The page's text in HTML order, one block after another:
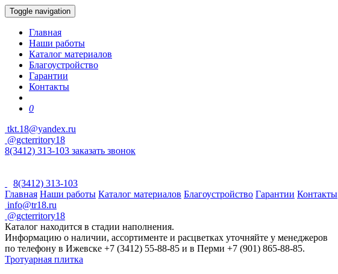
Toggle navigation
Главная
Наши работы
Каталог материалов
Благоустройство
Гарантии
Контакты
0
tkt.18@yandex.ru
@gcterritory18
8(3412) 313-103 заказать звонок
8(3412) 313-103
Главная Наши работы Каталог материалов Благоустройство Гарантии Контакты
info@tr18.ru
@gcterritory18
Каталог находится в стадии наполнения.
Информацию о наличии, ассортименте и расцветках уточняйте у менеджеров
по телефону в Ижевске +7 (3412) 55-88-85 и в Перми +7 (901) 865-88-85.
Тротуарная плитка